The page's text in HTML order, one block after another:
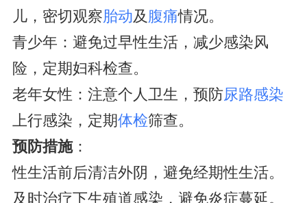
儿，密切观察胎动及 腹痛情况。
青少年：避免过早性生活，减少感染风
险，定期妇科检查。
老年女性：注意个人卫生，预防尿路感染
上行感染，定期体检筛查。
预防措施：
性生活前后清洁外阴，避免经期性生活。
及时治疗下生殖道感染，避免炎症蔓延。